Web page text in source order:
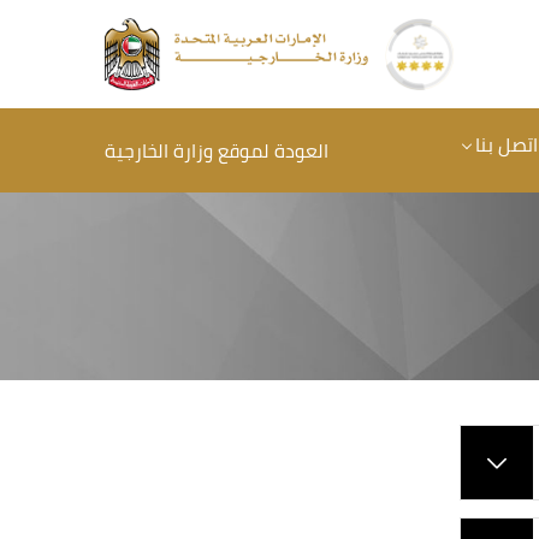
اتصل بنا العودة لموقع وزارة الخارجية